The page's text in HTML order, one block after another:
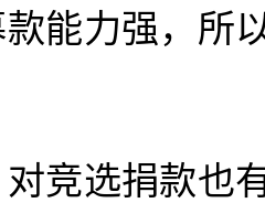
能力强，所
选捐款也有